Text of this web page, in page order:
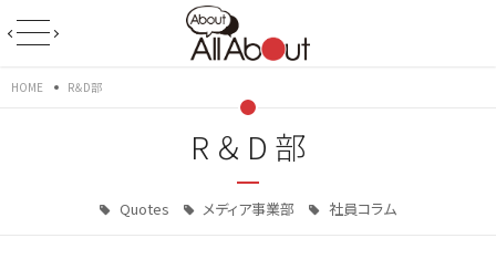
HOME R＆D部
R＆D部
Quotes メディア事業部 社員コラム